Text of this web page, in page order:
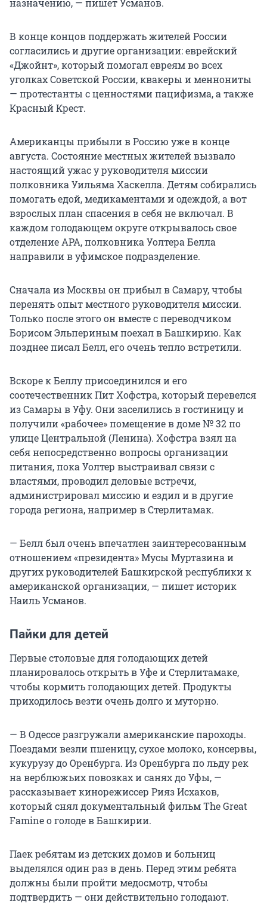
назначению, — пишет Усманов.
В конце концов поддержать жителей России
согласились и другие организации: еврейский
«Джойнт», который помогал евреям во всех
уголках Советской России, квакеры и меннониты
— протестанты с ценностями пацифизма, а также
Красный Крест.
Американцы прибыли в Россию уже в конце
августа. Состояние местных жителей вызвало
настоящий ужас у руководителя миссии
полковника Уильяма Хаскелла. Детям собирались
помогать едой, медикаментами и одеждой, а вот
взрослых план спасения в себя не включал. В
каждом голодающем округе открывалось свое
отделение АРА, полковника Уолтера Белла
направили в уфимское подразделение.
Сначала из Москвы он прибыл в Самару, чтобы
перенять опыт местного руководителя миссии.
Только после этого он вместе с переводчиком
Борисом Эльпериным поехал в Башкирию. Как
позднее писал Белл, его очень тепло встретили.
Вскоре к Беллу присоединился и его
соотечественник Пит Хофстра, который перевелся
из Самары в Уфу. Они заселились в гостиницу и
получили «рабочее» помещение в доме № 32 по
улице Центральной (Ленина). Хофстра взял на
себя непосредственно вопросы организации
питания, пока Уолтер выстраивал связи с
властями, проводил деловые встречи,
администрировал миссию и ездил и в другие
города региона, например в Стерлитамак.
— Белл был очень впечатлен заинтересованным
отношением «президента» Мусы Муртазина и
других руководителей Башкирской республики к
американской организации, — пишет историк
Наиль Усманов.
Пайки для детей
Первые столовые для голодающих детей
планировалось открыть в Уфе и Стерлитамаке,
чтобы кормить голодающих детей. Продукты
приходилось везти очень долго и муторно.
— В Одессе разгружали американские пароходы.
Поездами везли пшеницу, сухое молоко, консервы,
кукурузу до Оренбурга. Из Оренбурга по льду рек
на верблюжьих повозках и санях до Уфы, —
рассказывает кинорежиссер Рияз Исхаков,
который снял документальный фильм The Great
Famine о голоде в Башкирии.
Паек ребятам из детских домов и больниц
выделялся один раз в день. Перед этим ребята
должны были пройти медосмотр, чтобы
подтвердить — они действительно голодают.